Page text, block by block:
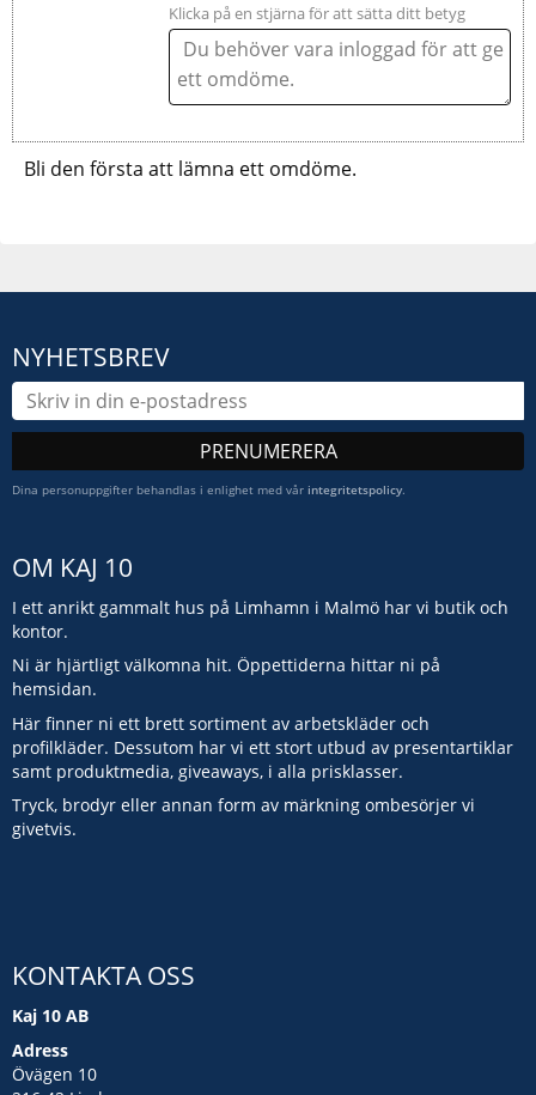
Klicka på en stjärna för att sätta ditt betyg
Bli den första att lämna ett omdöme.
NYHETSBREV
PRENUMERERA
Dina personuppgifter behandlas i enlighet med vår integritetspolicy.
OM KAJ 10
I ett anrikt gammalt hus på Limhamn i Malmö har vi butik och
kontor.
Ni är hjärtligt välkomna hit. Öppettiderna hittar ni på
hemsidan.
Här finner ni ett brett sortiment av arbetskläder och
profilkläder. Dessutom har vi ett stort utbud av presentartiklar
samt produktmedia, giveaways, i alla prisklasser.
Tryck, brodyr eller annan form av märkning ombesörjer vi
givetvis.
KONTAKTA OSS
Kaj 10 AB
Adress
Övägen 10